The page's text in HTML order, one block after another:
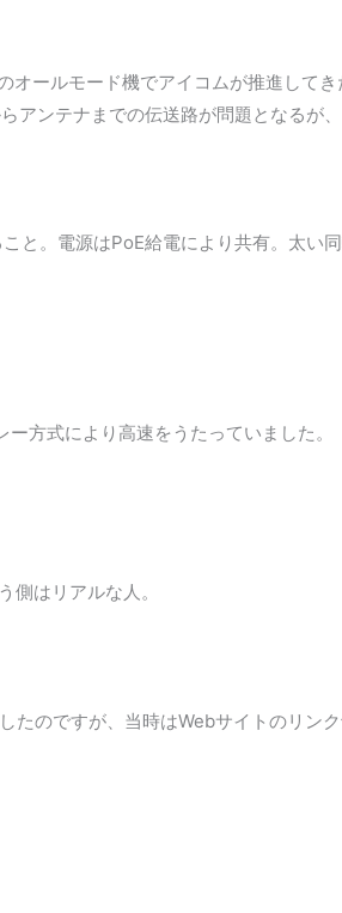
ルモード機でアイコムが推進して
アンテナまでの伝送路が問題となる
。電源はPoE給電により共有。太い
方式により高速をうたっていました。
側はリアルな人。
のですが、当時はWebサイトのリン